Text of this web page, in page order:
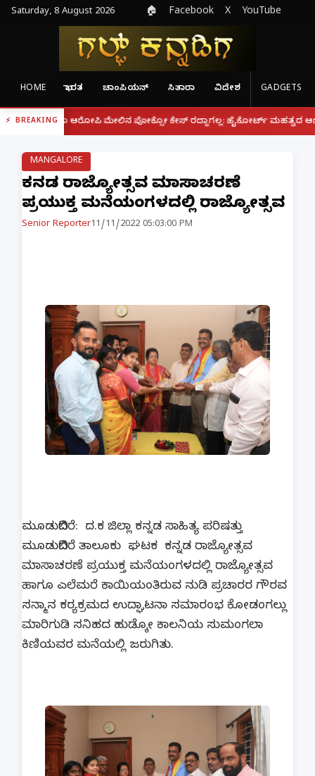
Saturday, 8 August 2026 🏠 Facebook X YouTube
HOME ಭಾರತ ಚಾಂಪಿಯನ್ ಸಿತಾರಾ ವಿದೇಶ GADGETS
BREAKING
ಆರೋಪಿ ಮೇಲಿನ ಪೋಕ್ಸೋ ಕೇಸ್ ರದ್ದಾಗಲ್ಲ: ಹೈಕೋರ್ಟ್ ಮಹತ್ವದ ಆದೇಶ | ಫೋನ್
MANGALORE
ಕನ್ನಡ ರಾಜ್ಯೋತ್ಸವ ಮಾಸಾಚರಣೆ
ಪ್ರಯುಕ್ತ ಮನೆಯಂಗಳದಲ್ಲಿ ರಾಜ್ಯೋತ್ಸವ
Senior Reporter11/11/2022 05:03:00 PM
ಮೂಡುಬಿದಿರೆ: ದ.ಕ ಜಿಲ್ಲಾ ಕನ್ನಡ ಸಾಹಿತ್ಯ ಪರಿಷತ್ತು
ಮೂಡುಬಿದಿರೆ ತಾಲೂಕು ಘಟಕ ಕನ್ನಡ ರಾಜ್ಯೋತ್ಸವ
ಮಾಸಾಚರಣೆ ಪ್ರಯುಕ್ತ ಮನೆಯಂಗಳದಲ್ಲಿ ರಾಜ್ಯೋತ್ಸವ
ಹಾಗೂ ಎಲೆಮರೆ ಕಾಯಿಯಂತಿರುವ ನುಡಿ ಪ್ರಚಾರರ ಗೌರವ
ಸನ್ಮಾನ ಕರ‍್ಯಕ್ರಮದ ಉದ್ಘಾಟನಾ ಸಮಾರಂಭ ಕೋಡಂಗಲ್ಲು
ಮಾರಿಗುಡಿ ಸನಿಹದ ಹುಡ್ಕೋ ಕಾಲನಿಯ ಸುಮಂಗಲಾ
ಕಿಣಿಯವರ ಮನೆಯಲ್ಲಿ ಜರುಗಿತು.